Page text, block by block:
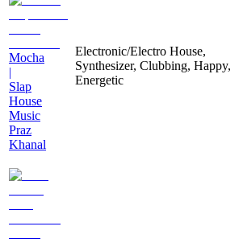
Mocha
|
Slap
House
Music
Praz
Khanal
Electronic/Electro House,
Synthesizer, Clubbing, Happy,
Energetic